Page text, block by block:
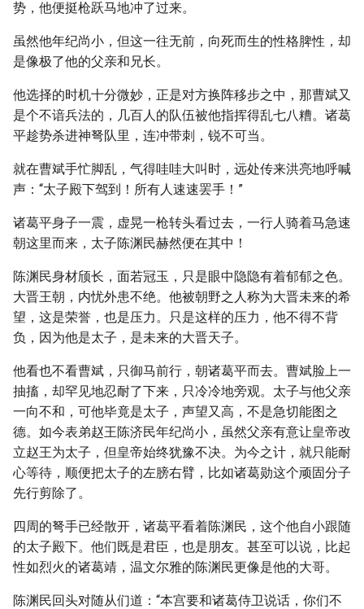
势，他便挺枪跃马地冲了过来。
虽然他年纪尚小，但这一往无前，向死而生的性格脾性，却
是像极了他的父亲和兄长。
他选择的时机十分微妙，正是对方换阵移步之中，那曹斌又
是个不谙兵法的，几百人的队伍被他指挥得乱七八糟。诸葛
平趁势杀进神弩队里，连冲带刺，锐不可当。
就在曹斌手忙脚乱，气得哇哇大叫时，远处传来洪亮地呼喊
声：“太子殿下驾到！所有人速速罢手！”
诸葛平身子一震，虚晃一枪转头看过去，一行人骑着马急速
朝这里而来，太子陈渊民赫然便在其中！
陈渊民身材颀长，面若冠玉，只是眼中隐隐有着郁郁之色。
大晋王朝，内忧外患不绝。他被朝野之人称为大晋未来的希
望，这是荣誉，也是压力。只是这样的压力，他不得不背
负，因为他是太子，是未来的大晋天子。
他看也不看曹斌，只御马前行，朝诸葛平而去。曹斌脸上一
抽搐，却罕见地忍耐了下来，只冷冷地旁观。太子与他父亲
一向不和，可他毕竟是太子，声望又高，不是急切能图之
德。如今表弟赵王陈济民年纪尚小，虽然父亲有意让皇帝改
立赵王为太子，但皇帝始终犹豫不决。为今之计，就只能耐
心等待，顺便把太子的左膀右臂，比如诸葛勋这个顽固分子
先行剪除了。
四周的弩手已经散开，诸葛平看着陈渊民，这个他自小跟随
的太子殿下。他们既是君臣，也是朋友。甚至可以说，比起
性如烈火的诸葛靖，温文尔雅的陈渊民更像是他的大哥。
陈渊民回头对随从们道：“本宫要和诸葛侍卫说话，你们不